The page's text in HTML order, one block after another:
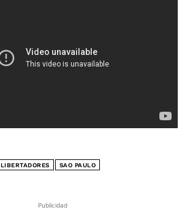
Publicidad
LIBERTADORES SAO PAULO